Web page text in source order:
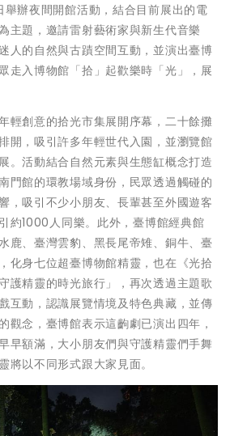
辦夜間開館活動，結合目前展出的電
主題，邀請雷射藝術家與新生代音樂
人的自然與古蹟空間互動，並演出臺博
走入博物館「拾」起歡樂時「光」，展
輕創意的拾光市集展開序幕，二十餘攤
開，吸引許多年輕世代入園，並瀏覽館
。活動結合自然元素與生態缸概念打造
門館的環教場域身份，民眾透過觸碰的
，吸引不少小朋友、長輩甚至外國遊客
約1000人同樂。此外，臺博館經典館
鹿、臺灣雲豹、黑長尾帝雉、銅牛、臺
化身七位超臺博物館精靈，也在《光拾
護精靈的時光旅行」，再次透過主題歌
互動，認識展覽情境及特色典藏，並傳
觀念，臺博館表示這齣劇已演出四年，
早額滿，大小朋友們與守護精靈們手舞
將以不同形式跟大家見面。